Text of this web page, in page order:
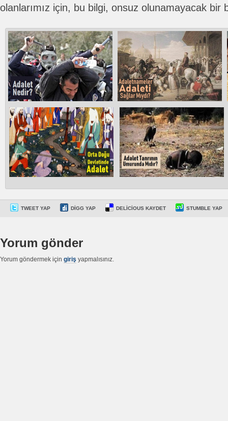
olanlarımız için, bu bilgi, onsuz olunamayacak bir
TWEET YAP DIGG YAP DELICIOUS KAYDET STUMBLE YAP
Yorum gönder
Yorum göndermek için giriş yapmalısınız.